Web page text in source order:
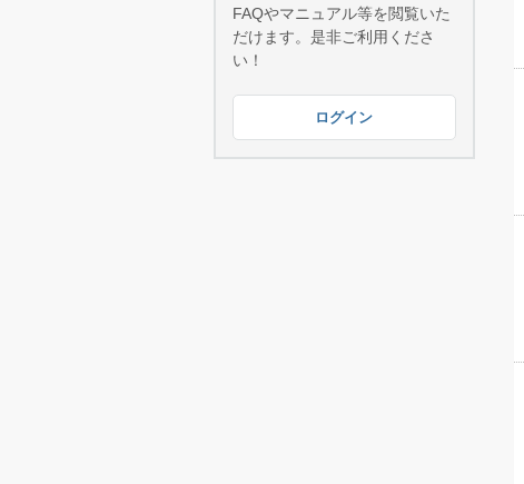
FAQやマニュアル等を閲覧いた
だけます。是非ご利用くださ
い！
ログイン